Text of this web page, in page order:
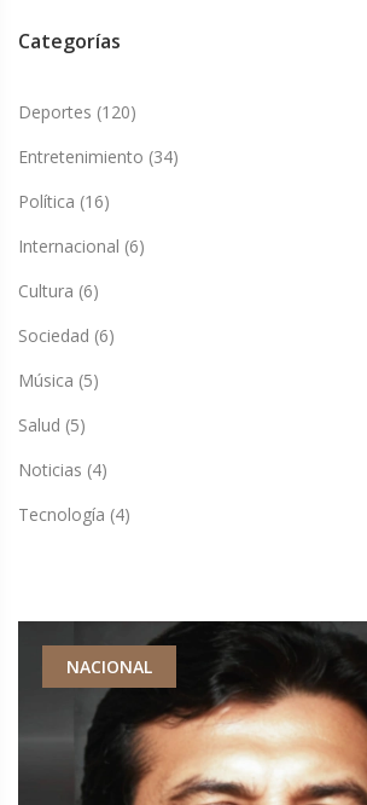
Categorías
Deportes (120)
Entretenimiento (34)
Política (16)
Internacional (6)
Cultura (6)
Sociedad (6)
Música (5)
Salud (5)
Noticias (4)
Tecnología (4)
NACIONAL